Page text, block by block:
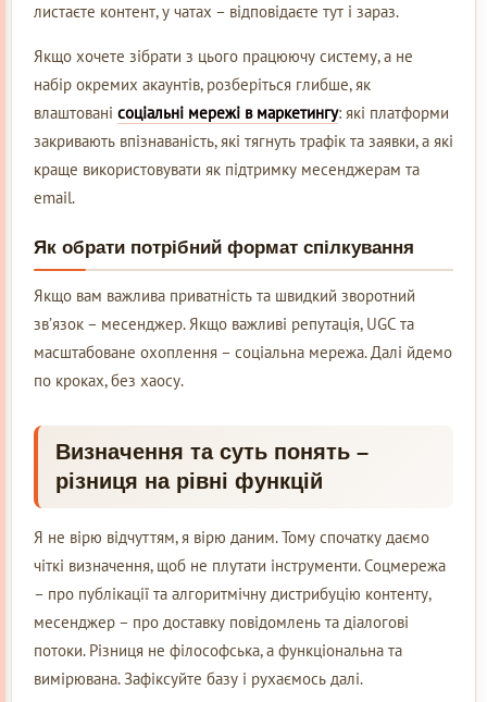
листаєте контент, у чатах – відповідаєте тут і зараз.
Якщо хочете зібрати з цього працюючу систему, а не
набір окремих акаунтів, розберіться глибше, як
влаштовані соціальні мережі в маркетингу: які платформи
закривають впізнаваність, які тягнуть трафік та заявки, а які
краще використовувати як підтримку месенджерам та
email.
Як обрати потрібний формат спілкування
Якщо вам важлива приватність та швидкий зворотний
зв’язок – месенджер. Якщо важливі репутація, UGC та
масштабоване охоплення – соціальна мережа. Далі йдемо
по кроках, без хаосу.
Визначення та суть понять –
різниця на рівні функцій
Я не вірю відчуттям, я вірю даним. Тому спочатку даємо
чіткі визначення, щоб не плутати інструменти. Соцмережа
– про публікації та алгоритмічну дистрибуцію контенту,
месенджер – про доставку повідомлень та діалогові
потоки. Різниця не філософська, а функціональна та
вимірювана. Зафіксуйте базу і рухаємось далі.